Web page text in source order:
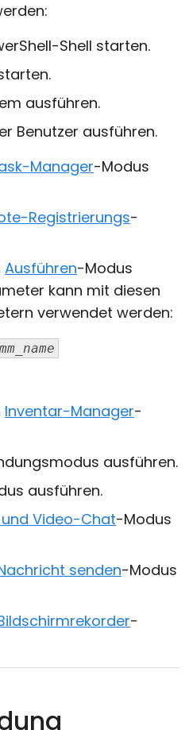
Shell starten.
ausführen.
Benutzer ausführen.
Manager-Modus
Registrierungs-
Ausführen-Modus
kann mit diesen
verwendet werden:
Inventar-Manager-
ausführen.
ausführen.
Video-Chat-Modus
senden-Modus
-